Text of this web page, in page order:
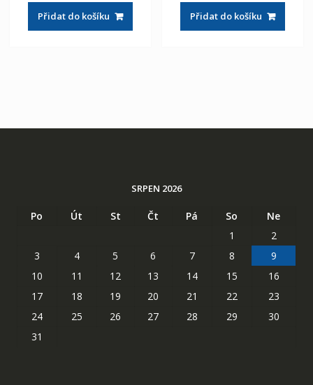
byla:
1,976 Kč
je:
1,102 Kč
Přidat do košíku
byla:
2,107 Kč
je:
1,175 Kč
Přidat do košíku
SRPEN 2026
Po Út St Čt Pá So
Ne
1
2
3
4 5 6 7 8
9
10
11 12 13 14 15
16
17
18 19 20 21 22
23
24
25 26 27 28 29
30
31